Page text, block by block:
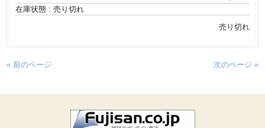
在庫状態 : 売り切れ
売り切れ
« 前のページ 次のページ »